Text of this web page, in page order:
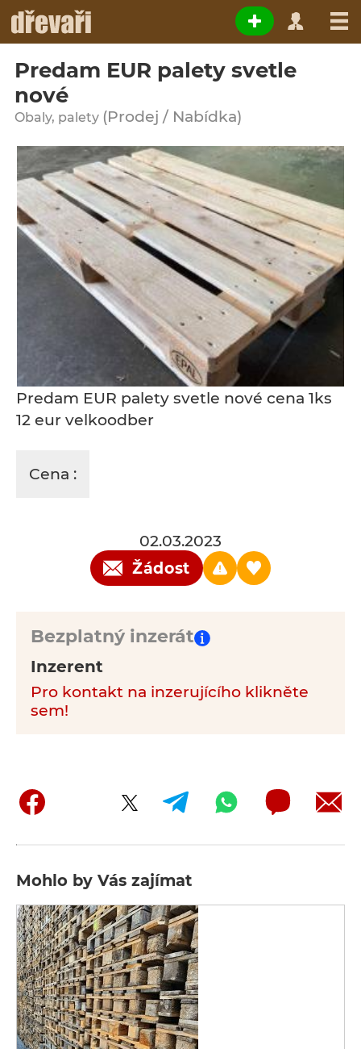
Predam EUR palety svetle
nové
Obaly, palety (Prodej / Nabídka)
Predam EUR palety svetle nové cena 1ks
12 eur velkoodber
Cena :
02.03.2023
Žádost
Bezplatný inzerát
Inzerent
Pro kontakt na inzerujícího klikněte
sem!
Mohlo by Vás zajímat